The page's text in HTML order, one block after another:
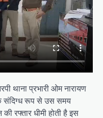
थाना प्रभारी ओम नारायण
संदिग्ध रूप से उस समय
रफ्तार धीमी होती है इस